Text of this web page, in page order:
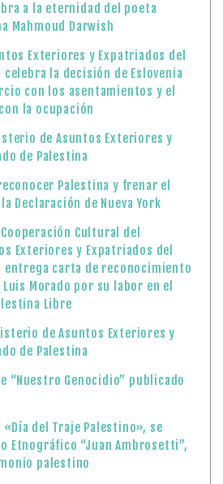
a la eternidad del poeta
Mahmoud Darwish
Exteriores y Expatriados del
celebra la decisión de Eslovenia
con los asentamientos y el
la ocupación
de Asuntos Exteriores y
de Palestina
Palestina y frenar el
Declaración de Nueva York
Cultural del
Exteriores y Expatriados del
entrega carta de reconocimiento
Morado por su labor en el
Libre
de Asuntos Exteriores y
de Palestina
“Nuestro Genocidio” publicado
«Día del Traje Palestino», se
Etnográfico “Juan Ambrosetti”,
palestino